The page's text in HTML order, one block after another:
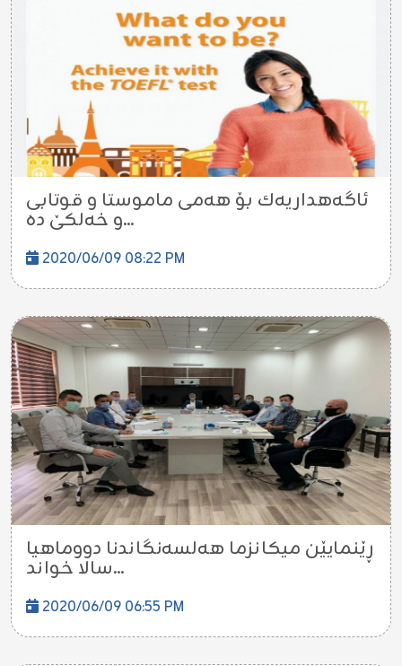
ئاگەهداریه‌ك بۆ هه‌مى ماموستا و قوتابى
و خه‌لكێ ده...
2020/06/09 08:22 PM
ڕێنمایێن میکانزما هەلسەنگاندنا دووماهیا
سالا خواند...
2020/06/09 06:55 PM